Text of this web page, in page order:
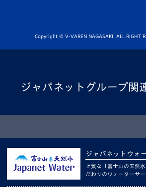
Copyright © V-VAREN NAGASAKI. ALL RIGHT
ジャパネットグループ関
ジャパネットウォ
上質な「富士山の天然
だわりのウォーターサ